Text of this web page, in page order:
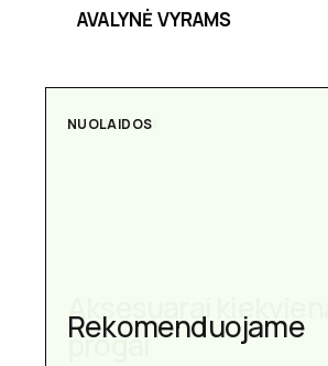
AVALYNĖ VYRAMS
NUOLAIDOS
Rekomenduojame
AKSESUARAI
Aksesuarai kiekvienai
progai